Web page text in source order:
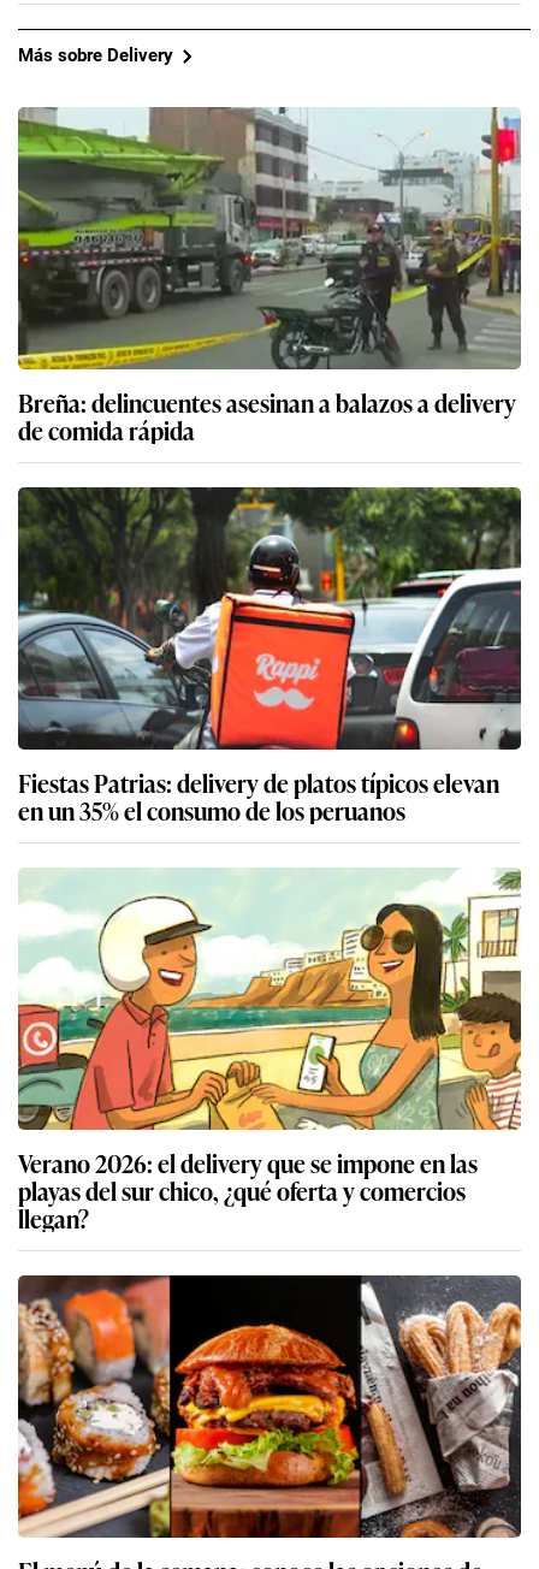
Más sobre Delivery
Breña: delincuentes asesinan a balazos a delivery
de comida rápida
Fiestas Patrias: delivery de platos típicos elevan
en un 35% el consumo de los peruanos
Verano 2026: el delivery que se impone en las
playas del sur chico, ¿qué oferta y comercios
llegan?